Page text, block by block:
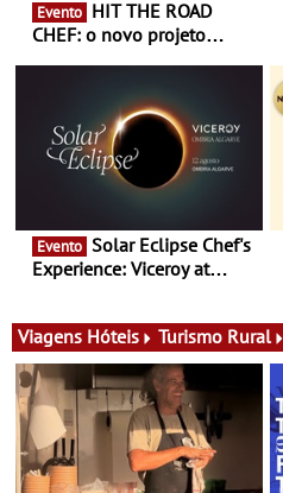
Evento
CHEF: o novo projeto
conceito gastronómico
itinerante que percorre
Portugal
Evento
Experience: Viceroy at
exclusiva
Viagens Hóteis Turismo Rural